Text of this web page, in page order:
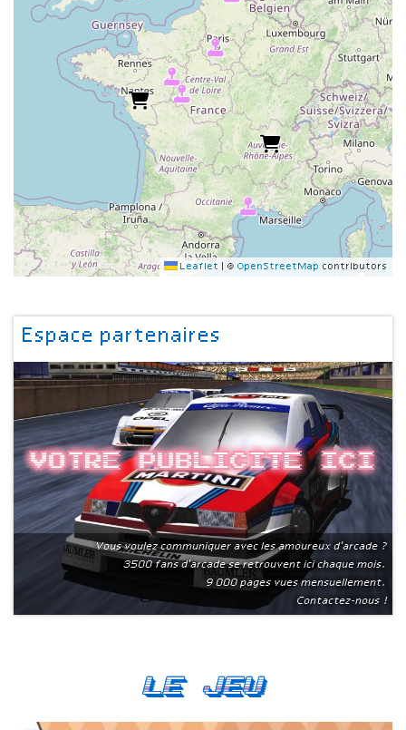
Leaflet © OpenStreetMap contributors
Espace partenaires
Votre publicite ici
Vous voulez communiquer avec les amoureux d'arcade ?
3500 fans d'arcade se retrouvent ici chaque mois.
9 000 pages vues mensuellement.
Contactez-nous !
Le Jeu